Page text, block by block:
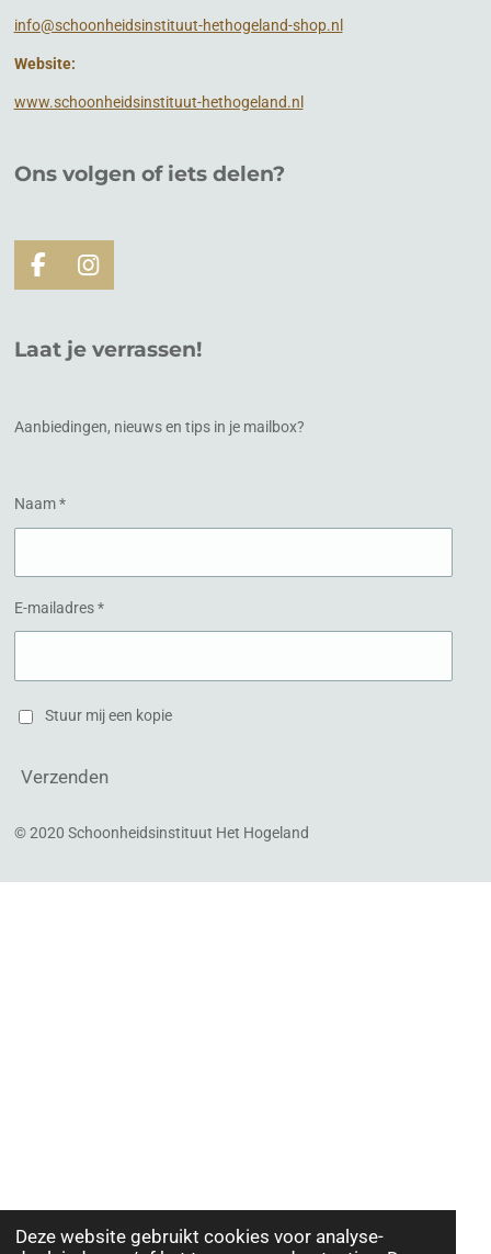
Deze website gebruikt cookies voor analyse-
info@schoonheidsinstituut-hethogeland-shop.nl
Website:
www.schoonheidsinstituut-hethogeland.nl
Ons volgen of iets delen?
F
a
e
b
k
I
n
t
a
a
Laat je verrassen!
Aanbiedingen, nieuws en tips in je mailbox?
Naam *
E-mailadres *
Stuur mij een kopie
Verzenden
© 2020 Schoonheidsinstituut Het Hogeland